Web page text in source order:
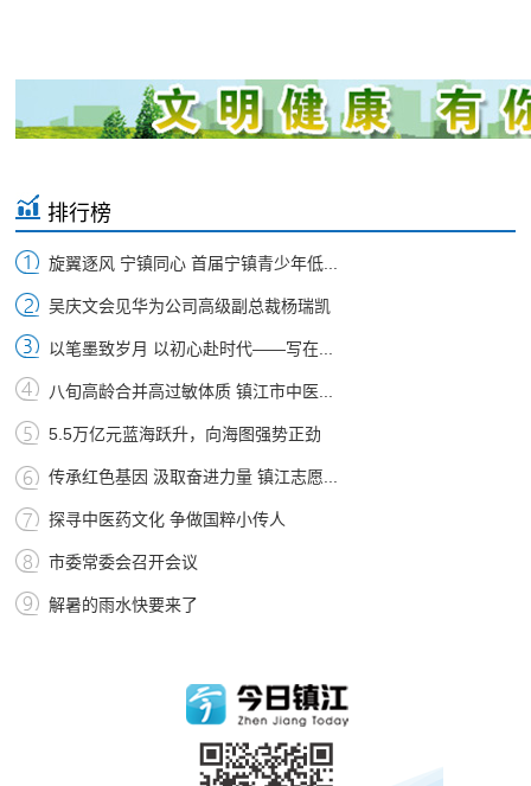
排行榜
旋翼逐风 宁镇同心 首届宁镇青少年低...
吴庆文会见华为公司高级副总裁杨瑞凯
以笔墨致岁月 以初心赴时代——写在...
八旬高龄合并高过敏体质 镇江市中医...
5.5万亿元蓝海跃升，向海图强势正劲
传承红色基因 汲取奋进力量 镇江志愿...
探寻中医药文化 争做国粹小传人
市委常委会召开会议
解暑的雨水快要来了